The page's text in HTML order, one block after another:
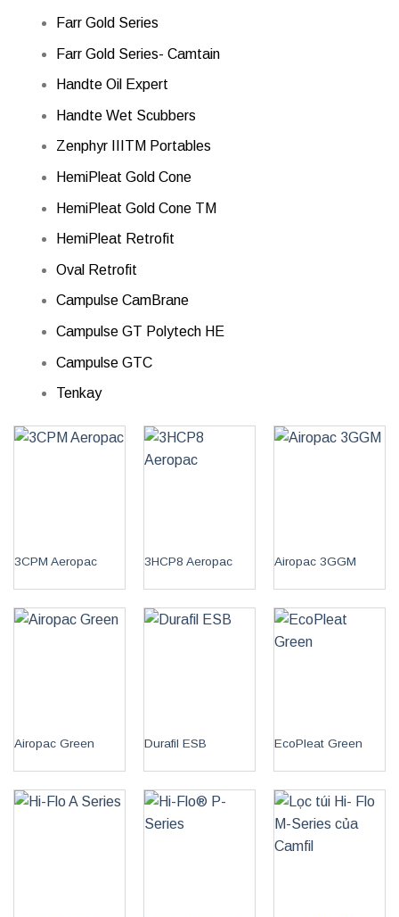
Farr Gold Series
Farr Gold Series- Camtain
Handte Oil Expert
Handte Wet Scubbers
Zenphyr IIITM Portables
HemiPleat Gold Cone
HemiPleat Gold Cone TM
HemiPleat Retrofit
Oval Retrofit
Campulse CamBrane
Campulse GT Polytech HE
Campulse GTC
Tenkay
3CPM Aeropac 3HCP8 Aeropac Airopac 3GGM
Airopac Green Durafil ESB EcoPleat Green